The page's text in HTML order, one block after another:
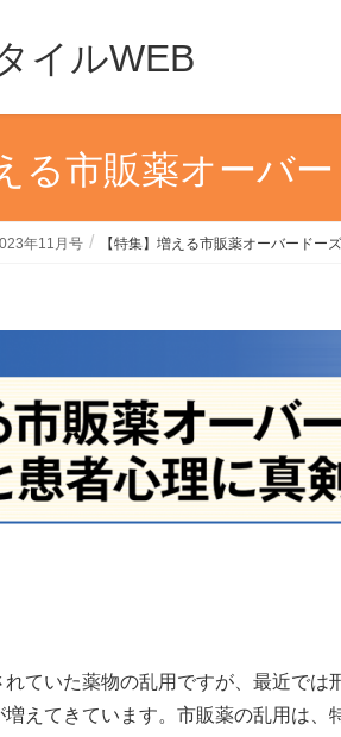
イルWEB
る市販薬オーバ
年11月号 【特集】増える市販薬オーバードー
ていた薬物の乱用ですが、最近では
えてきています。市販薬の乱用は、